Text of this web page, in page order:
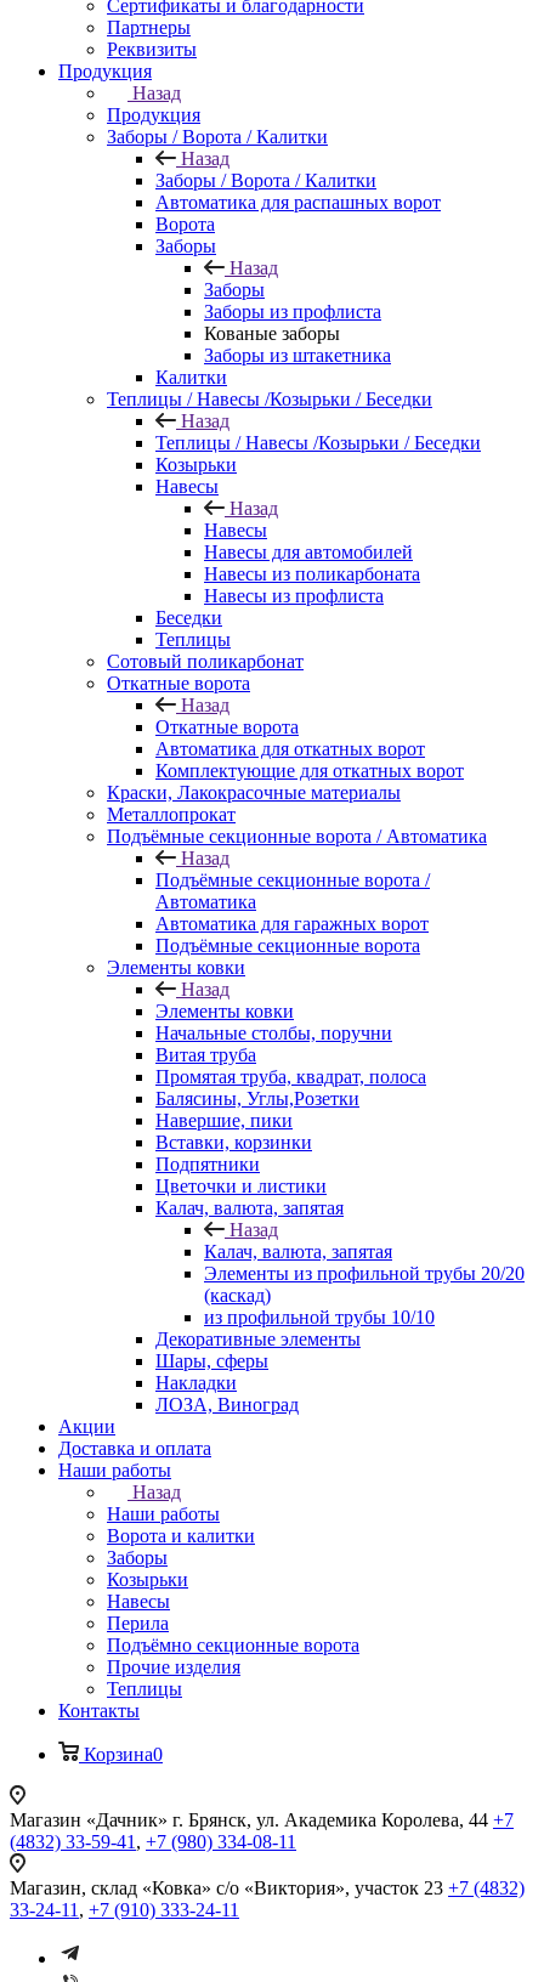
Сертификаты и благодарности
Партнеры
Реквизиты
Продукция
Назад
Продукция
Заборы / Ворота / Калитки
Назад
Заборы / Ворота / Калитки
Автоматика для распашных ворот
Ворота
Заборы
Назад
Заборы
Заборы из профлиста
Кованые заборы
Заборы из штакетника
Калитки
Теплицы / Навесы /Козырьки / Беседки
Назад
Теплицы / Навесы /Козырьки / Беседки
Козырьки
Навесы
Назад
Навесы
Навесы для автомобилей
Навесы из поликарбоната
Навесы из профлиста
Беседки
Теплицы
Сотовый поликарбонат
Откатные ворота
Назад
Откатные ворота
Автоматика для откатных ворот
Комплектующие для откатных ворот
Краски, Лакокрасочные материалы
Металлопрокат
Подъёмные секционные ворота / Автоматика
Назад
Подъёмные секционные ворота /
Автоматика
Автоматика для гаражных ворот
Подъёмные секционные ворота
Элементы ковки
Назад
Элементы ковки
Начальные столбы, поручни
Витая труба
Промятая труба, квадрат, полоса
Балясины, Углы,Розетки
Навершие, пики
Вставки, корзинки
Подпятники
Цветочки и листики
Калач, валюта, запятая
Назад
Калач, валюта, запятая
Элементы из профильной трубы 20/20
(каскад)
из профильной трубы 10/10
Декоративные элементы
Шары, сферы
Накладки
ЛОЗА, Виноград
Акции
Доставка и оплата
Наши работы
Назад
Наши работы
Ворота и калитки
Заборы
Козырьки
Навесы
Перила
Подъёмно секционные ворота
Прочие изделия
Теплицы
Контакты
Корзина0
Магазин «Дачник» г. Брянск, ул. Академика Королева, 44 +7
(4832) 33-59-41 , +7 (980) 334-08-11
Магазин, склад «Ковка» с/о «Виктория», участок 23 +7 (4832)
33-24-11 , +7 (910) 333-24-11